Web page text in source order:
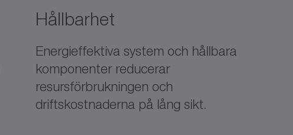
Hållbarhet
Energieffektiva system och hållbara
komponenter reducerar
resursförbrukningen och
driftskostnaderna på lång sikt.